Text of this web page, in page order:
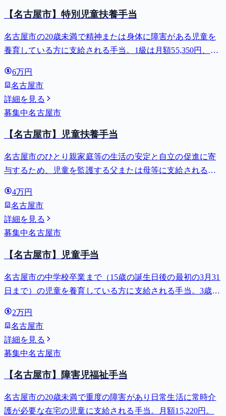
【名古屋市】特別児童扶養手当
名古屋市の20歳未満で精神または身体に障害がある児童を
養育している方に支給される手当。1級は月額55,350円、2
6万円
名古屋市
詳細を見る
募集中名古屋市
【名古屋市】児童扶養手当
名古屋市のひとり親家庭等の生活の安定と自立の促進に寄
与するため、児童を監護する父または母等に支給される手
4万円
名古屋市
詳細を見る
募集中名古屋市
【名古屋市】児童手当
名古屋市の中学校卒業まで（15歳の誕生日後の最初の3月31
日まで）の児童を養育している方に支給される手当。3歳未
（第3子以降は15,000円）、中学生は月額10,000円。
2万円
名古屋市
詳細を見る
募集中名古屋市
【名古屋市】障害児福祉手当
名古屋市の20歳未満で重度の障害があり日常生活に常時介
護が必要な在宅の児童に支給される手当。月額15,220円。